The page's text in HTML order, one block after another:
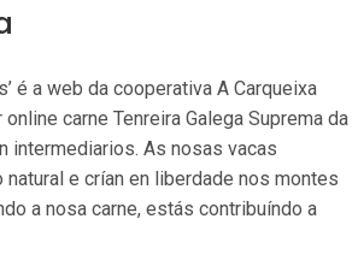
é a web da cooperativa A Carqueixa
carne Tenreira Galega Suprema da
intermediarios. As nosas vacas
e crían en liberdade nos montes
a nosa carne, estás contribuíndo a